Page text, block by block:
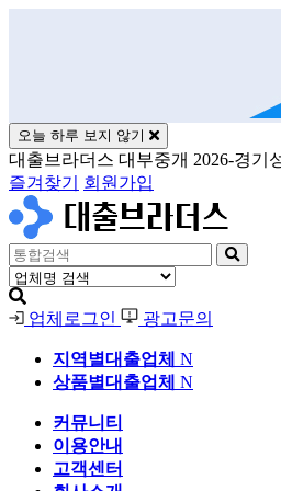
오늘 하루 보지 않기
대출브라더스 대부중개 2026-경기
즐겨찾기
회원가입
업체로그인 광고문의
지역별대출업체 N
상품별대출업체 N
커뮤니티
이용안내
고객센터